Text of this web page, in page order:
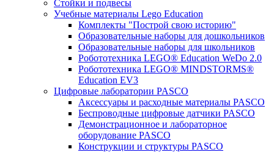
Стойки и подвесы
Учебные материалы Lego Education
Комплекты "Построй свою историю"
Образовательные наборы для дошкольников
Образовательные наборы для школьников
Робототехника LEGO® Education WeDo 2.0
Робототехника LEGO® MINDSTORMS®
Education EV3
Цифровые лаборатории PASCO
Аксессуары и расходные материалы PASCO
Беспроводные цифровые датчики PASCO
Демонстрационное и лабораторное
оборудование PASCO
Конструкции и структуры PASCO